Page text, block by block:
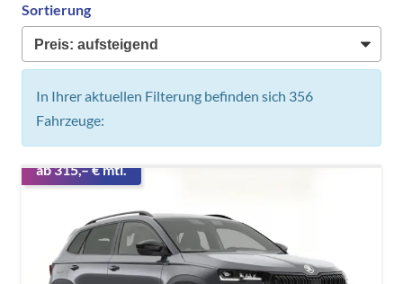
Sortierung
In Ihrer aktuellen Filterung befinden sich 356
Fahrzeuge:
ab 315,– € mtl.